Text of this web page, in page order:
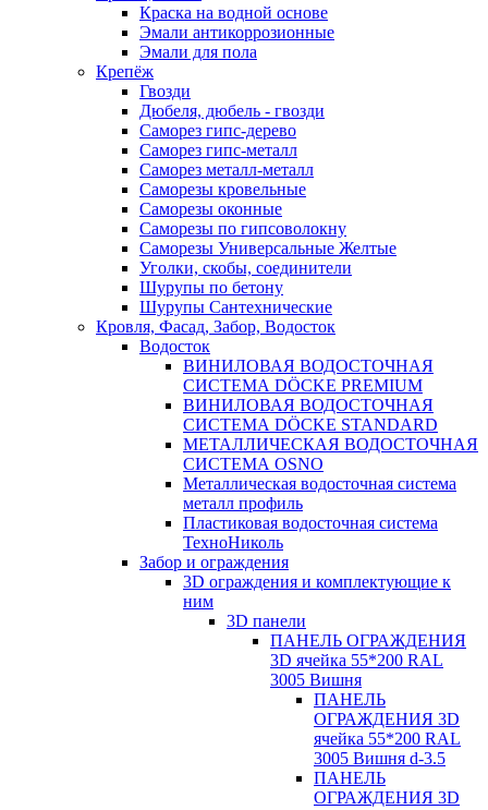
Краска на водной основе
Эмали антикоррозионные
Эмали для пола
Крепёж
Гвозди
Дюбеля, дюбель - гвозди
Саморез гипс-дерево
Саморез гипс-металл
Саморез металл-металл
Саморезы кровельные
Саморезы оконные
Саморезы по гипсоволокну
Саморезы Универсальные Желтые
Уголки, скобы, соединители
Шурупы по бетону
Шурупы Сантехнические
Кровля, Фасад, Забор, Водосток
Водосток
ВИНИЛОВАЯ ВОДОСТОЧНАЯ
СИСТЕМА DÖCKE PREMIUM
ВИНИЛОВАЯ ВОДОСТОЧНАЯ
СИСТЕМА DÖCKE STANDARD
МЕТАЛЛИЧЕСКАЯ ВОДОСТОЧНАЯ
СИСТЕМА OSNO
Металлическая водосточная система
металл профиль
Пластиковая водосточная система
ТехноНиколь
Забор и ограждения
3D ограждения и комплектующие к
ним
3D панели
ПАНЕЛЬ ОГРАЖДЕНИЯ
3D ячейка 55*200 RAL
3005 Вишня
ПАНЕЛЬ
ОГРАЖДЕНИЯ 3D
ячейка 55*200 RAL
3005 Вишня d-3.5
ПАНЕЛЬ
ОГРАЖДЕНИЯ 3D